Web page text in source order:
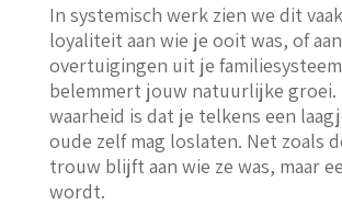
In systemisch werk zien we dit
loyaliteit aan wie je ooit was, of aan
overtuigingen uit je
belemmert jouw natuurlijke groei.
waarheid is dat je telkens een
oude zelf mag loslaten. Net zoals
trouw blijft aan wie ze was, maar
wordt.